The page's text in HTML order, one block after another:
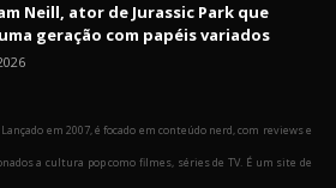
Neill, ator de Jurassic Park que
geração com papéis variados
Lançado em 2007, é focado em conteúdo nerd, com reviews e
a cultura pop como filmes, séries de TV. É um site de